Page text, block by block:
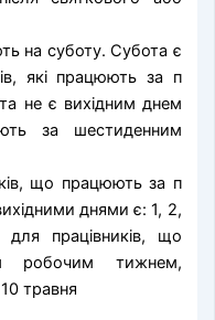
на суботу. Субота є
які працюють за п
не є вихідним днем
за шестиденним
що працюють за п
днями є: 1, 2,
працівників, що
робочим тижнем,
травня